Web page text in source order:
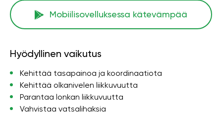
Mobiilisovelluksessa kätevämpää
Hyödyllinen vaikutus
Kehittää tasapainoa ja koordinaatiota
Kehittää olkanivelen liikkuvuutta
Parantaa lonkan liikkuvuutta
Vahvistaa vatsalihaksia